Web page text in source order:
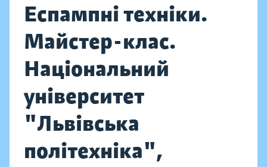
Еспампні техніки.
Майстер-клас.
Національний
університет
"Львівська
політехніка",